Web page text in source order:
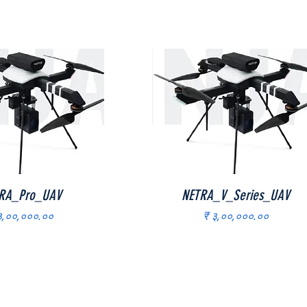
Quick View Quick View
NETRA_V_Series_UAV
Price
₹ ३,००,०००.००